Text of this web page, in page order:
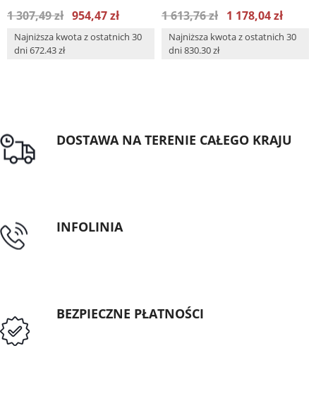
1 307,49 zł 954,47 zł
Najniższa kwota z ostatnich 30
dni 672.43 zł
1 613,76 zł 1 178,04 zł
Najniższa kwota z ostatnich 30
dni 830.30 zł
DOSTAWA NA TERENIE CAŁEGO KRAJU
INFOLINIA
BEZPIECZNE PŁATNOŚCI